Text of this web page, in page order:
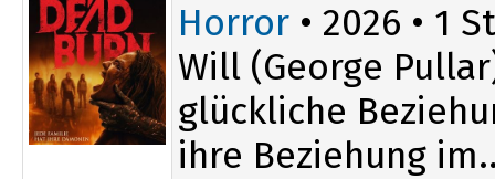
Horror • 2026 • 1
Will (George
glückliche
ihre Beziehung